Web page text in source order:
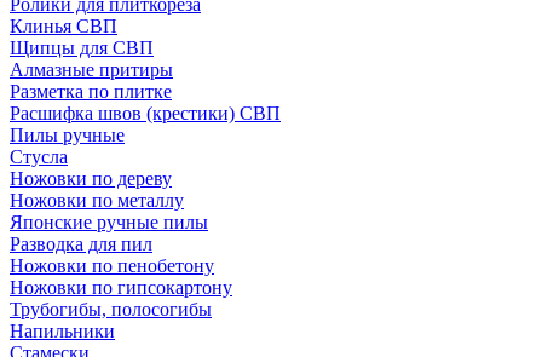
Ролики для плиткореза
Клинья СВП
Щипцы для СВП
Алмазные притиры
Разметка по плитке
Расшифка швов (крестики) СВП
Пилы ручные
Стусла
Ножовки по дереву
Ножовки по металлу
Японские ручные пилы
Разводка для пил
Ножовки по пенобетону
Ножовки по гипсокартону
Трубогибы, полосогибы
Напильники
Стамески